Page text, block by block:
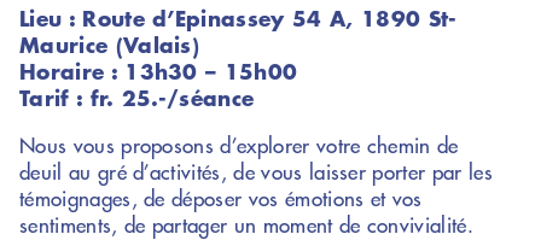
Lieu : Route d’Epinassey 54 A, 1890 St-
Maurice (Valais)
Horaire : 13h30 – 15h00
Tarif : fr. 25.-/séance
Nous vous proposons d’explorer votre chemin de
deuil au gré d’activités, de vous laisser porter par les
témoignages, de déposer vos émotions et vos
sentiments, de partager un moment de convivialité.